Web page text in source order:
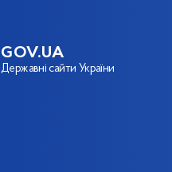
GOV.UA
Державні сайти України